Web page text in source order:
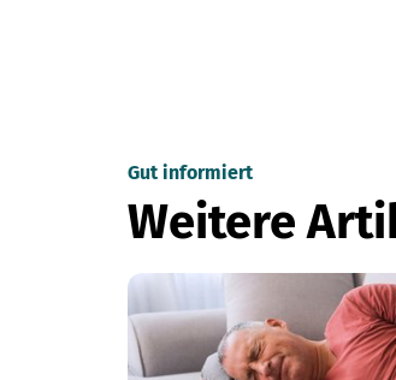
Gut informiert
Weitere